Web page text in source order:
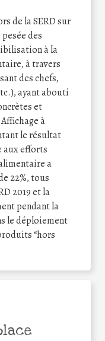
de la SERD sur
des
à la
à travers
des chefs,
ayant abouti
et
à
le résultat
aux efforts
a
22%, tous
2019 et la
pendant la
le déploiement
“hors